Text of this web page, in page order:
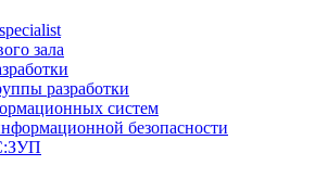
зала
разработки
систем
безопасности